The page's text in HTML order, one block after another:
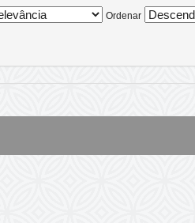
Ordenar